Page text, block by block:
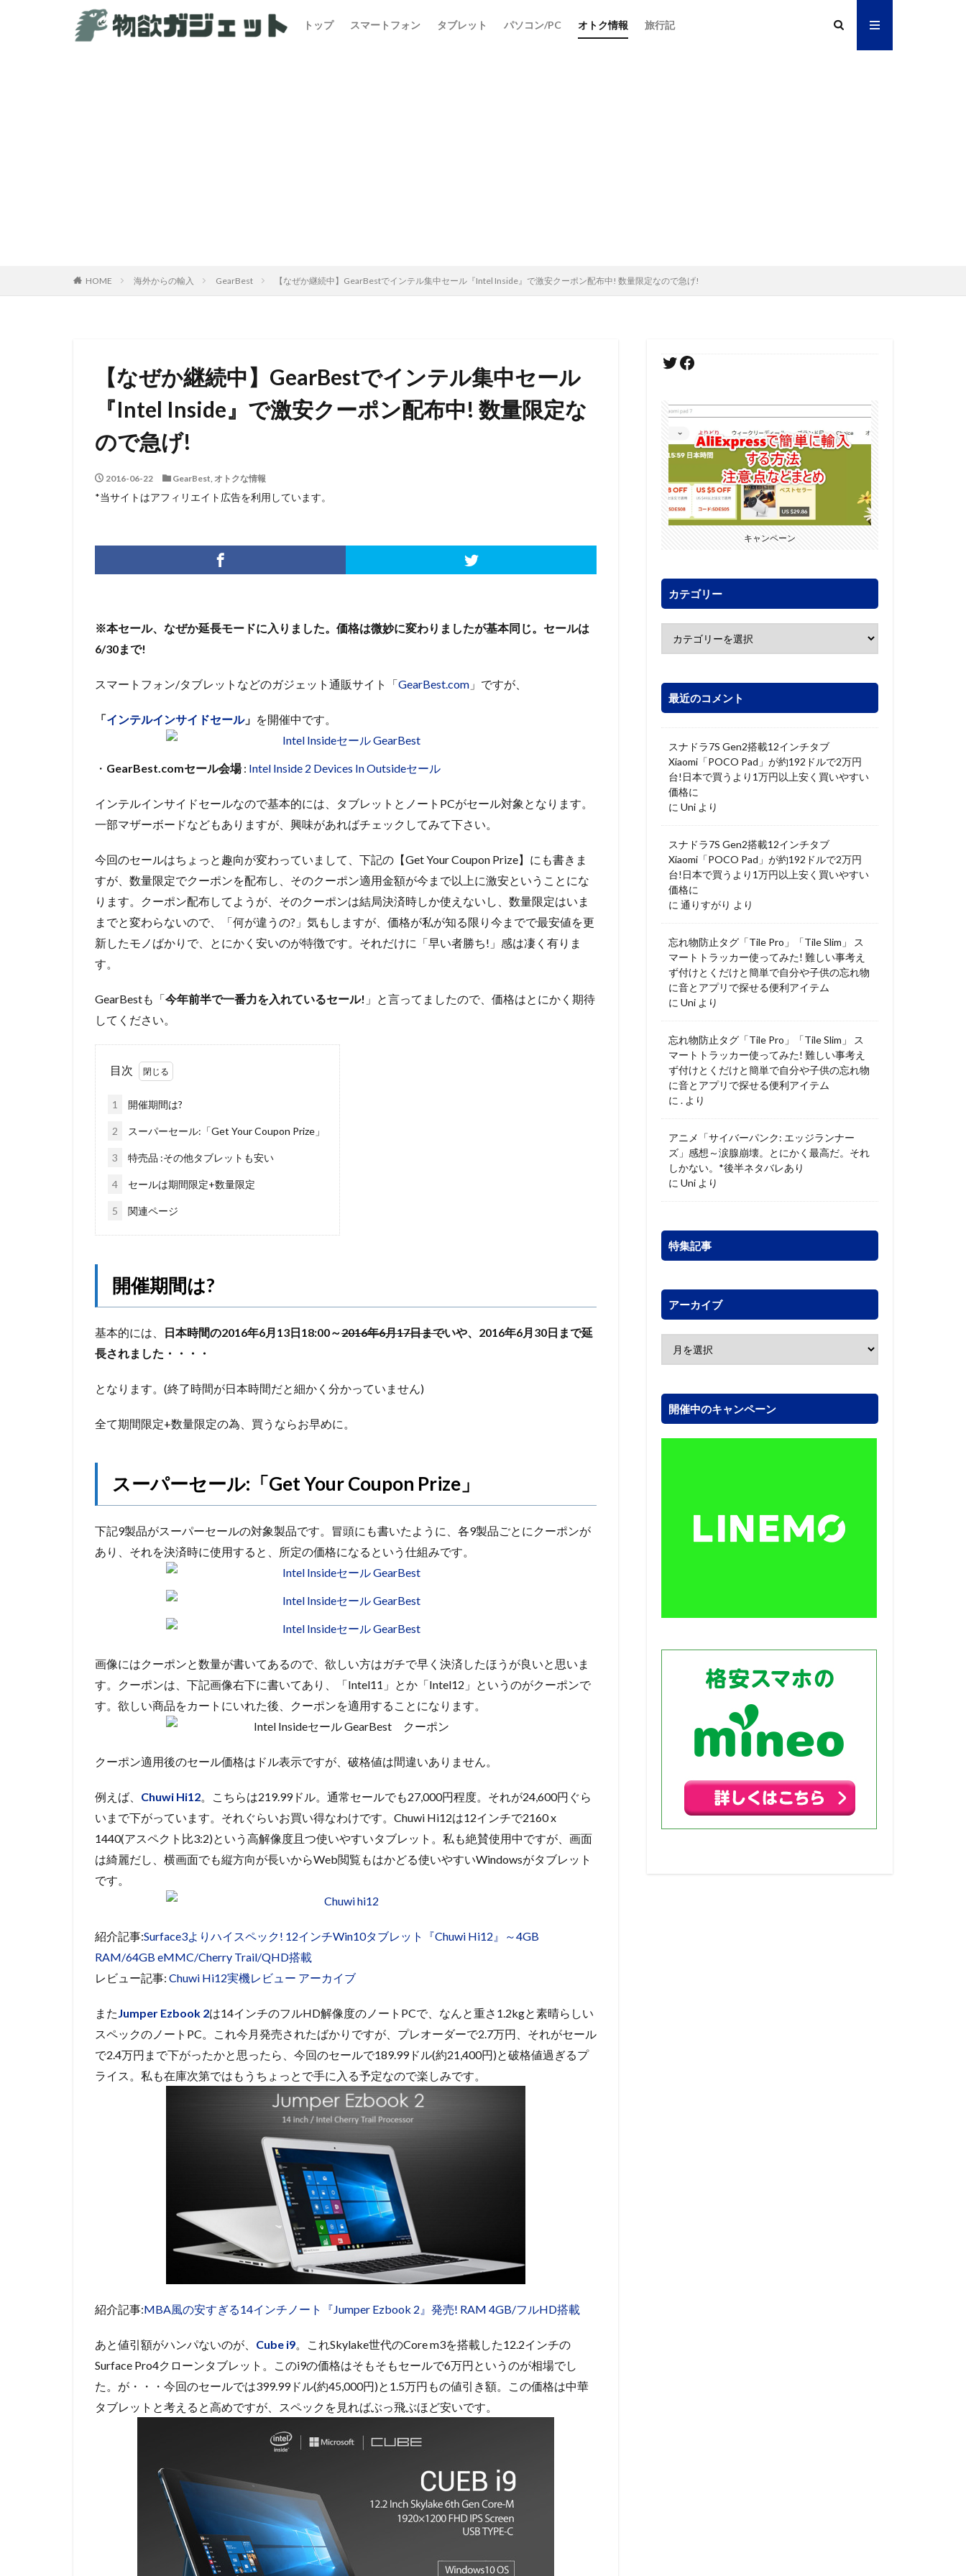
トップ スマートフォン タブレット パソコン/PC オトク情報 旅行記
HOME 海外からの輸入 GearBest 【なぜか継続中】GearBestでインテル集中セール『Intel Inside』で激安クーポン配布中! 数量限定なので急げ!
【なぜか継続中】GearBestでインテル集中セール
『Intel Inside』で激安クーポン配布中! 数量限定な
ので急げ!
2016-06-22 GearBest, オトクな情報
*当サイトはアフィリエイト広告を利用しています。
※本セール、なぜか延長モードに入りました。価格は微妙に変わりましたが基本同じ。セールは
6/30まで!
スマートフォン/タブレットなどのガジェット通販サイト「GearBest.com 」ですが、
「インテルインサイドセール」 を開催中です。
・ GearBest.comセール会場: Intel Inside 2 Devices In Outsideセール
インテルインサイドセールなので基本的には、タブレットとノートPCがセール対象となります。
一部マザーボードなどもありますが、興味があればチェックしてみて下さい。
今回のセールはちょっと趣向が変わっていまして、下記の【Get Your Coupon Prize】にも書きま
すが、数量限定でクーポンを配布し、そのクーポン適用金額が今まで以上に激安ということにな
ります。クーポン配布してようが、そのクーポンは結局決済時しか使えないし、数量限定はいま
までと変わらないので、「何が違うの?」気もしますが、価格が私が知る限り今までで最安値を更
新したモノばかりで、とにかく安いのが特徴です。それだけに「早い者勝ち!」感は凄く有りま
す。
GearBestも「今年前半で一番力を入れているセール! 」と言ってましたので、価格はとにかく期待
してください。
目次
1 開催期間は?
2 スーパーセール:「Get Your Coupon Prize」
3 特売品 :その他タブレットも安い
4 セールは期間限定+数量限定
5 関連ページ
開催期間は?
基本的には、 日本時間の2016年6月13日18:00～2016年6月17日までいや、2016年6月30日まで延
長されました・・・・
となります。(終了時間が日本時間だと細かく分かっていません)
全て期間限定+数量限定の為、買うならお早めに。
スーパーセール:「Get Your Coupon Prize」
下記9製品がスーパーセールの対象製品です。冒頭にも書いたように、各9製品ごとにクーポンが
あり、それを決済時に使用すると、所定の価格になるという仕組みです。
画像にはクーポンと数量が書いてあるので、欲しい方はガチで早く決済したほうが良いと思いま
す。クーポンは、下記画像右下に書いてあり、「Intel11」とか「Intel12」というのがクーポンで
す。欲しい商品をカートにいれた後、クーポンを適用することになります。
クーポン適用後のセール価格はドル表示ですが、破格値は間違いありません。
例えば、 Chuwi Hi12。こちらは219.99ドル。通常セールでも27,000円程度。それが24,600円ぐら
いまで下がっています。それぐらいお買い得なわけです。Chuwi Hi12は12インチで2160 x
1440(アスペクト比3:2)という高解像度且つ使いやすいタブレット。私も絶賛使用中ですが、画面
は綺麗だし、横画面でも縦方向が長いからWeb閲覧もはかどる使いやすいWindowsがタブレット
です。
紹介記事:Surface3よりハイスペック! 12インチWin10タブレット『Chuwi Hi12』～4GB
RAM/64GB eMMC/Cherry Trail/QHD搭載
レビュー記事: Chuwi Hi12実機レビュー アーカイブ
またJumper Ezbook 2は14インチのフルHD解像度のノートPCで、なんと重さ1.2kgと素晴らしい
スペックのノートPC。これ今月発売されたばかりですが、プレオーダーで2.7万円、それがセール
で2.4万円まで下がったかと思ったら、今回のセールで189.99ドル(約21,400円)と破格値過ぎるプ
ライス。私も在庫次第ではもうちょっとで手に入る予定なので楽しみです。
紹介記事:MBA風の安すぎる14インチノート『Jumper Ezbook 2』発売! RAM 4GB/フルHD搭載
あと値引額がハンパないのが、 Cube i9。これSkylake世代のCore m3を搭載した12.2インチの
Surface Pro4クローンタブレット。このi9の価格はそもそもセールで6万円というのが相場でし
た。が・・・今回のセールでは399.99ドル(約45,000円)と1.5万円もの値引き額。この価格は中華
タブレットと考えると高めですが、スペックを見ればぶっ飛ぶほど安いです。
キャンペーン
カテゴリー
最近のコメント
スナドラ7S Gen2搭載12インチタブ
Xiaomi「POCO Pad」が約192ドルで2万円
台!日本で買うより1万円以上安く買いやすい
価格に
に Uni より
スナドラ7S Gen2搭載12インチタブ
Xiaomi「POCO Pad」が約192ドルで2万円
台!日本で買うより1万円以上安く買いやすい
価格に
に 通りすがり より
忘れ物防止タグ「Tile Pro」「Tile Slim」 ス
マートトラッカー使ってみた! 難しい事考え
ず付けとくだけと簡単で自分や子供の忘れ物
に音とアプリで探せる便利アイテム
に Uni より
忘れ物防止タグ「Tile Pro」「Tile Slim」 ス
マートトラッカー使ってみた! 難しい事考え
ず付けとくだけと簡単で自分や子供の忘れ物
に音とアプリで探せる便利アイテム
に . より
アニメ「サイバーパンク: エッジランナー
ズ」感想～涙腺崩壊。とにかく最高だ。それ
しかない。*後半ネタバレあり
に Uni より
特集記事
アーカイブ
開催中のキャンペーン